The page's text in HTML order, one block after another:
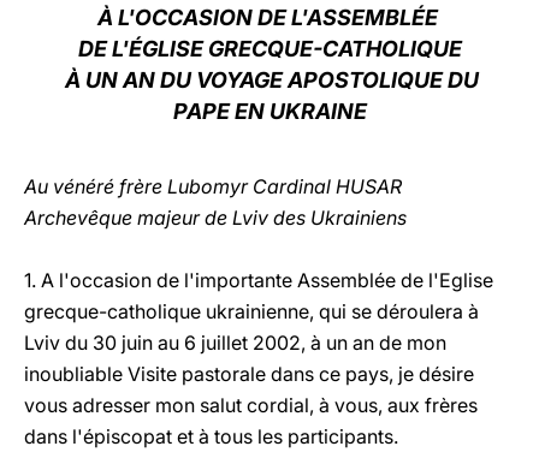
LATINE
À L'OCCASION DE L'ASSEMBLÉE
DE L'ÉGLISE GRECQUE-CATHOLIQUE
À UN AN DU VOYAGE APOSTOLIQUE DU
PAPE EN UKRAINE
Au vénéré frère Lubomyr Cardinal HUSAR
Archevêque majeur de Lviv des Ukrainiens
1. A l'occasion de l'importante Assemblée de l'Eglise
grecque-catholique ukrainienne, qui se déroulera à
Lviv du 30 juin au 6 juillet 2002, à un an de mon
inoubliable Visite pastorale dans ce pays, je désire
vous adresser mon salut cordial, à vous, aux frères
dans l'épiscopat et à tous les participants.